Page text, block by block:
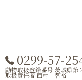
0299-57-
動物取扱登録番号 茨城県
取扱責任者 西村 智裕